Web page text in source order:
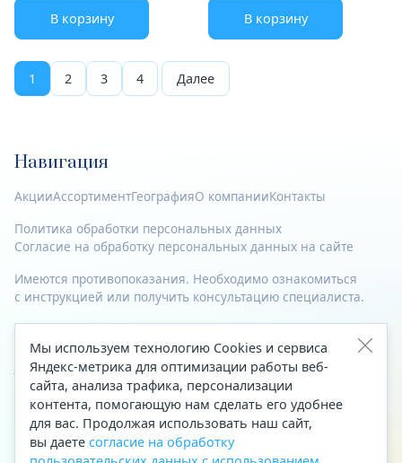
В корзину В корзину
1 2 3 4 Далее
Навигация
АкцииАссортиментГеографияО компанииКонтакты
Политика обработки персональных данных
Согласие на обработку персональных данных на сайте
Имеются противопоказания. Необходимо ознакомиться
с инструкцией или получить консультацию специалиста.
© 2023—2026 Все права защищены.
Адрес
Архангельск, ул. Папанина, д. 19 (вход в здание со стороны
автоцентра «Тойота»)
Приемная Генерального директора
Мы используем технологию Cookies и сервиса
Яндекс-метрика для оптимизации работы веб-
сайта, анализа трафика, персонализации
контента, помогающую нам сделать его удобнее
для вас. Продолжая использовать наш сайт,
вы даете согласие на обработку